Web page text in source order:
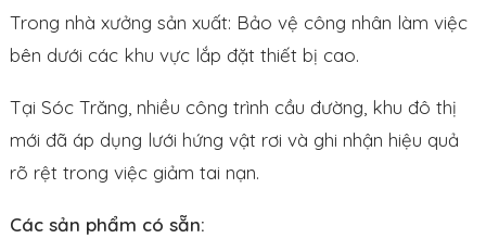
Trong nhà xưởng sản xuất: Bảo vệ công nhân làm việc
bên dưới các khu vực lắp đặt thiết bị cao.
Tại Sóc Trăng, nhiều công trình cầu đường, khu đô thị
mới đã áp dụng lưới hứng vật rơi và ghi nhận hiệu quả
rõ rệt trong việc giảm tai nạn.
Các sản phẩm có sẵn: